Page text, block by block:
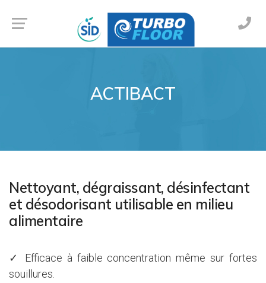
ACTIBACT
Nettoyant, dégraissant, désinfectant
et désodorisant utilisable en milieu
alimentaire
✓ Efficace à faible concentration même sur fortes
souillures.